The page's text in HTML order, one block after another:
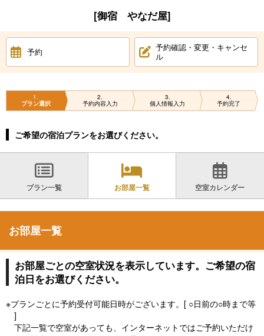
[御宿 やなだ屋]
予約
予約確認・変更・キャンセ
ル
1
プラン選択
2
予約内容入力
3
個人情報入力
4
予約完了
ご希望の宿泊プランをお選びください。
プラン一覧 お部屋一覧 空室カレンダー
お部屋一覧
お部屋ごとの空室状況を表示しています。ご希望の宿
泊日をお選びください。
※プランごとに予約受付可能日時がございます。[ ○日前の○時まで等
]
下記一覧で空室があっても、インターネットではご予約いただけ